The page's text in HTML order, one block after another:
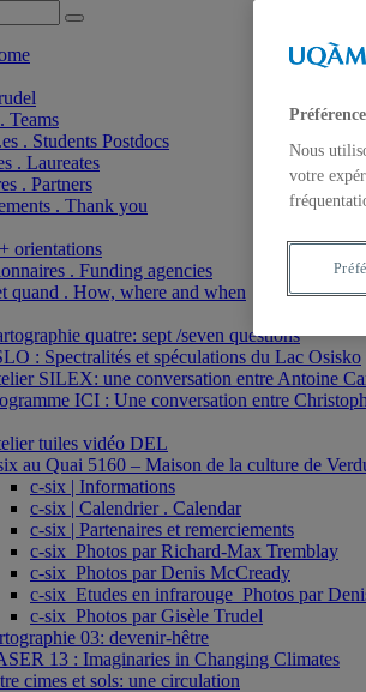
Teams
. Students Postdocs
. Laureates
. Partners
. Thank you
orientations
. Funding agencies
quand . How, where and when
quatre: sept /seven questions
: Spectralités et spéculations du Lac Osisko
SILEX: une conversation entre Antoine
ICI : Une conversation entre
tuiles vidéo DEL
au Quai 5160 – Maison de la culture de
c-six | Informations
c-six | Calendrier . Calendar
c-six | Partenaires et remerciements
c-six_Photos par Richard-Max Tremblay
c-six_Photos par Denis McCready
c-six_Etudes en infrarouge_Photos par
c-six_Photos par Gisèle Trudel
03: devenir-hêtre
13 : Imaginaries in Changing Climates
cimes et sols: une circulation
Nous
votre